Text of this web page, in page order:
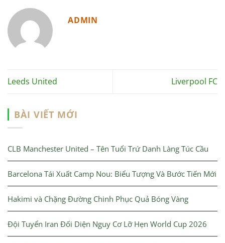
ADMIN
Leeds United Liverpool FC
BÀI VIẾT MỚI
CLB Manchester United – Tên Tuổi Trứ Danh Làng Túc Cầu
Barcelona Tái Xuất Camp Nou: Biểu Tượng Và Bước Tiến Mới
Hakimi và Chặng Đường Chinh Phục Quả Bóng Vàng
Đội Tuyển Iran Đối Diện Nguy Cơ Lỡ Hẹn World Cup 2026